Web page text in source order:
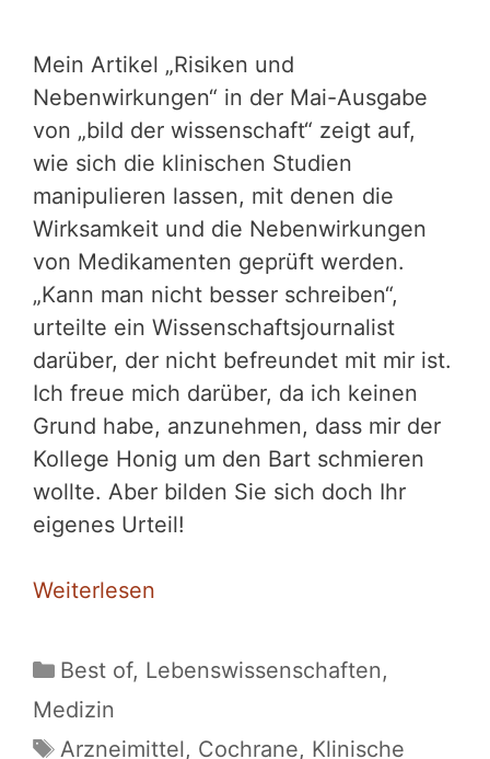
Mein Artikel „Risiken und
Nebenwirkungen“ in der Mai-Ausgabe
von „bild der wissenschaft“ zeigt auf,
wie sich die klinischen Studien
manipulieren lassen, mit denen die
Wirksamkeit und die Nebenwirkungen
von Medikamenten geprüft werden.
„Kann man nicht besser schreiben“,
urteilte ein Wissenschaftsjournalist
darüber, der nicht befreundet mit mir ist.
Ich freue mich darüber, da ich keinen
Grund habe, anzunehmen, dass mir der
Kollege Honig um den Bart schmieren
wollte. Aber bilden Sie sich doch Ihr
eigenes Urteil!
Weiterlesen
Kategorien
Best of, Lebenswissenschaften,
Medizin
Schlagwörter
Arzneimittel, Cochrane, Klinische